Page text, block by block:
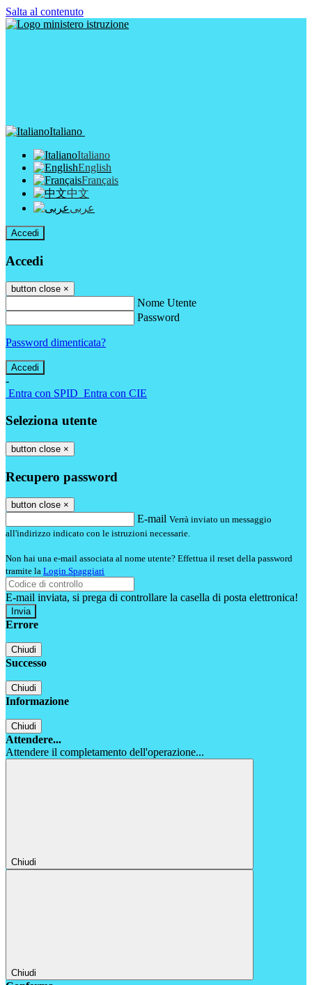
Salta al contenuto
Italiano
Italiano
English
Français
中文
عربى
Accedi
Accedi
button close ×
Nome Utente
Password
Password dimenticata?
-
Entra con SPID Entra con CIE
Seleziona utente
button close ×
Recupero password
button close ×
E-mail Verrà inviato un messaggio
all'indirizzo indicato con le istruzioni necessarie.
Non hai una e-mail associata al nome utente? Effettua il reset della password
tramite la Login Spaggiari
E-mail inviata, si prega di controllare la casella di posta elettronica!
Errore
Chiudi
Successo
Chiudi
Informazione
Chiudi
Attendere...
Attendere il completamento dell'operazione...
Chiudi
Chiudi